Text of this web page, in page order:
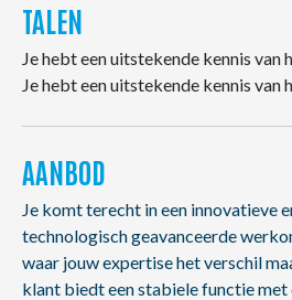
TALEN
Je hebt een uitstekende kennis van
Je hebt een uitstekende kennis van
AANBOD
Je komt terecht in een innovatieve
technologisch geavanceerde
waar jouw expertise het verschil
klant biedt een stabiele functie met